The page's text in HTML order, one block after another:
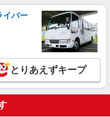
詳細を見る
ui360
給1350円×8.0ｈ×21日＝
イバー
とりあえずキープ